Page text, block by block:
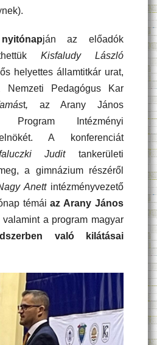
ján az előadók
Kisfaludy László
helyettes államtitkár urat,
Pedagógus Kar
t, az Arany János
Program Intézményi
A konferenciát
Judit tankerületi
a gimnázium részéről
Anett intézményvezető
témáiaz Arany János
valamint a program magyar
való kilátásai